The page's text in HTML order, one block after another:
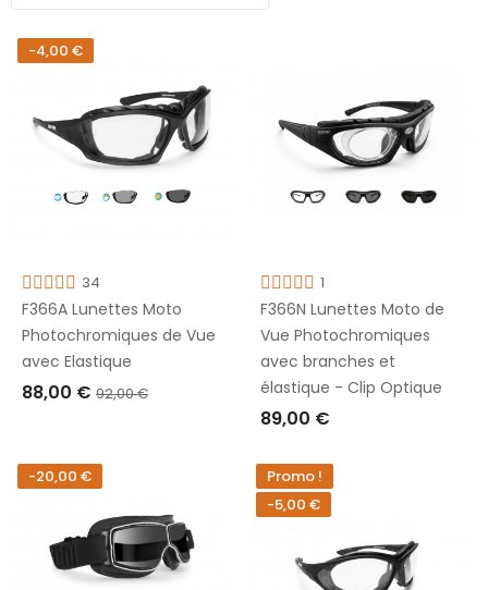
-4,00 €
34
F366A Lunettes Moto
Photochromiques de Vue
avec Elastique
88,00 € 92,00 €
1
F366N Lunettes Moto de
Vue Photochromiques
avec branches et
élastique - Clip Optique
89,00 €
AJOUTER AU PANIER
-20,00 €
Promo !
-5,00 €